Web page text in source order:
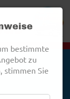
bestimmte
zu
stimmen Sie